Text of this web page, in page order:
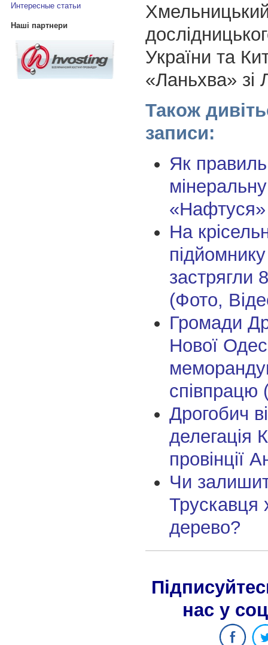
Интересные статьи
Наші партнери
України та
«Ланьхва» зі
Також
записи:
Як
«Нафтуся»
На
застрягли
(Фото,
Громади
Нової
співпрацю
Дрогобич
делегація
провінції
Чи
Трускавця
дерево?
нас у